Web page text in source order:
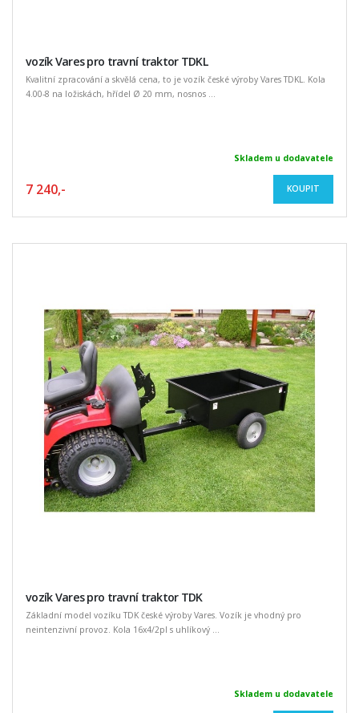
vozík Vares pro travní traktor TDKL
Kvalitní zpracování a skvělá cena, to je vozík české výroby Vares TDKL. Kola
4.00-8 na ložiskách, hřídel Ø 20 mm, nosnos ...
Skladem u dodavatele
7 240,- KOUPIT
vozík Vares pro travní traktor TDK
Základní model vozíku TDK české výroby Vares. Vozík je vhodný pro
neintenzivní provoz. Kola 16x4/2pl s uhlíkový ...
Skladem u dodavatele